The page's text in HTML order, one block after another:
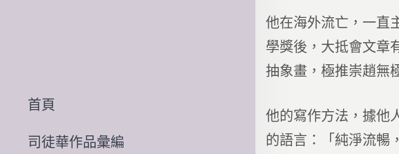
首頁
司徒華作品彙編
他在海外流亡，一直
學獎後，大抵會文章
抽象畫，極推崇趙無
他的寫作方法，據他
的語言：「純淨流暢